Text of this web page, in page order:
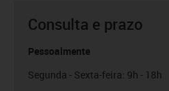
Consulta e prazo
Pessoalmente
Segunda - Sexta-feira: 9h - 18h